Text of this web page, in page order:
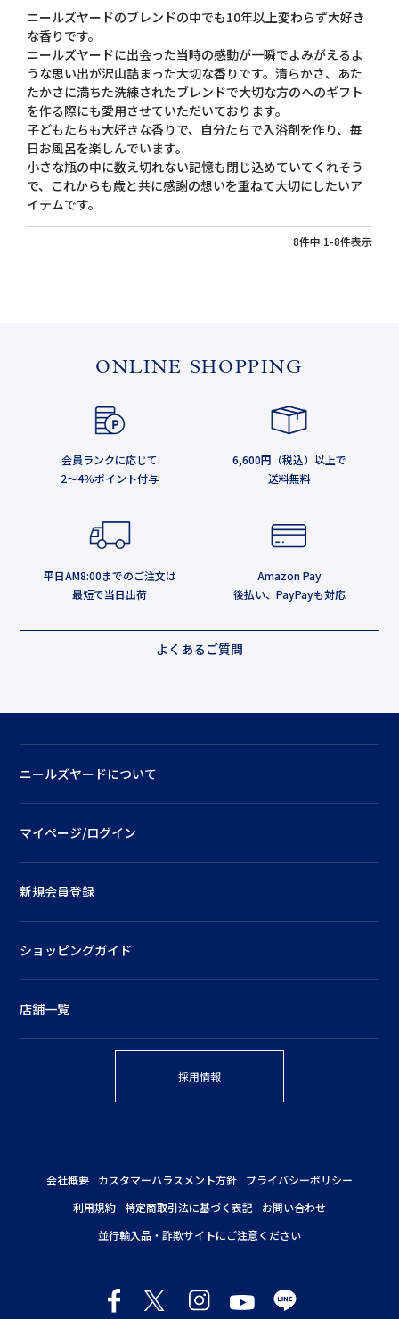
ニールズヤードのブレンドの中でも10年以上変わらず大好き
な香りです。
ニールズヤードに出会った当時の感動が一瞬でよみがえるよ
うな思い出が沢山詰まった大切な香りです。清らかさ、あた
たかさに満ちた洗練されたブレンドで大切な方のへのギフト
を作る際にも愛用させていただいております。
子どもたちも大好きな香りで、自分たちで入浴剤を作り、毎
日お風呂を楽しんでいます。
小さな瓶の中に数え切れない記憶も閉じ込めていてくれそう
で、これからも歳と共に感謝の想いを重ねて大切にしたいア
イテムです。
8件中 1-8件表示
ONLINE SHOPPING
会員ランクに応じて
2～4％ポイント付与
6,600円（税込）以上で
送料無料
平日AM8:00までのご注文は
最短で当日出荷
Amazon Pay
後払い、PayPayも対応
よくあるご質問
ニールズヤードについて
マイページ/ログイン
新規会員登録
ショッピングガイド
店舗一覧
採用情報
会社概要 カスタマーハラスメント方針
プライバシーポリシー
利用規約 特定商取引法に基づく表記
お問い合わせ
並行輸入品・詐欺サイトにご注意ください